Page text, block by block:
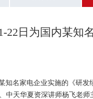
22日为国内某知
知名家电企业实施的《研
中天华夏资深讲师杨飞老